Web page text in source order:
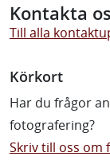
Kontakta
Till alla
Körkort
Har du frågor
fotografering?
Skriv till oss